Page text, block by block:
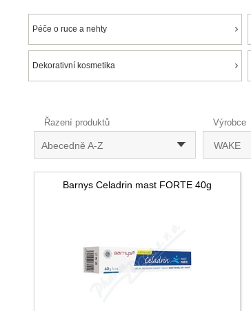
Péče o ruce a nehty
Dekorativní kosmetika
Řazení produktů
Abecedně A-Z
Výrobce
WAKE
Barnys Celadrin mast FORTE 40g